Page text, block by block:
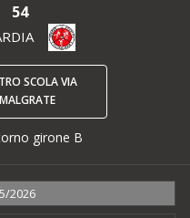
54
SCOLA VIA
girone B
2026